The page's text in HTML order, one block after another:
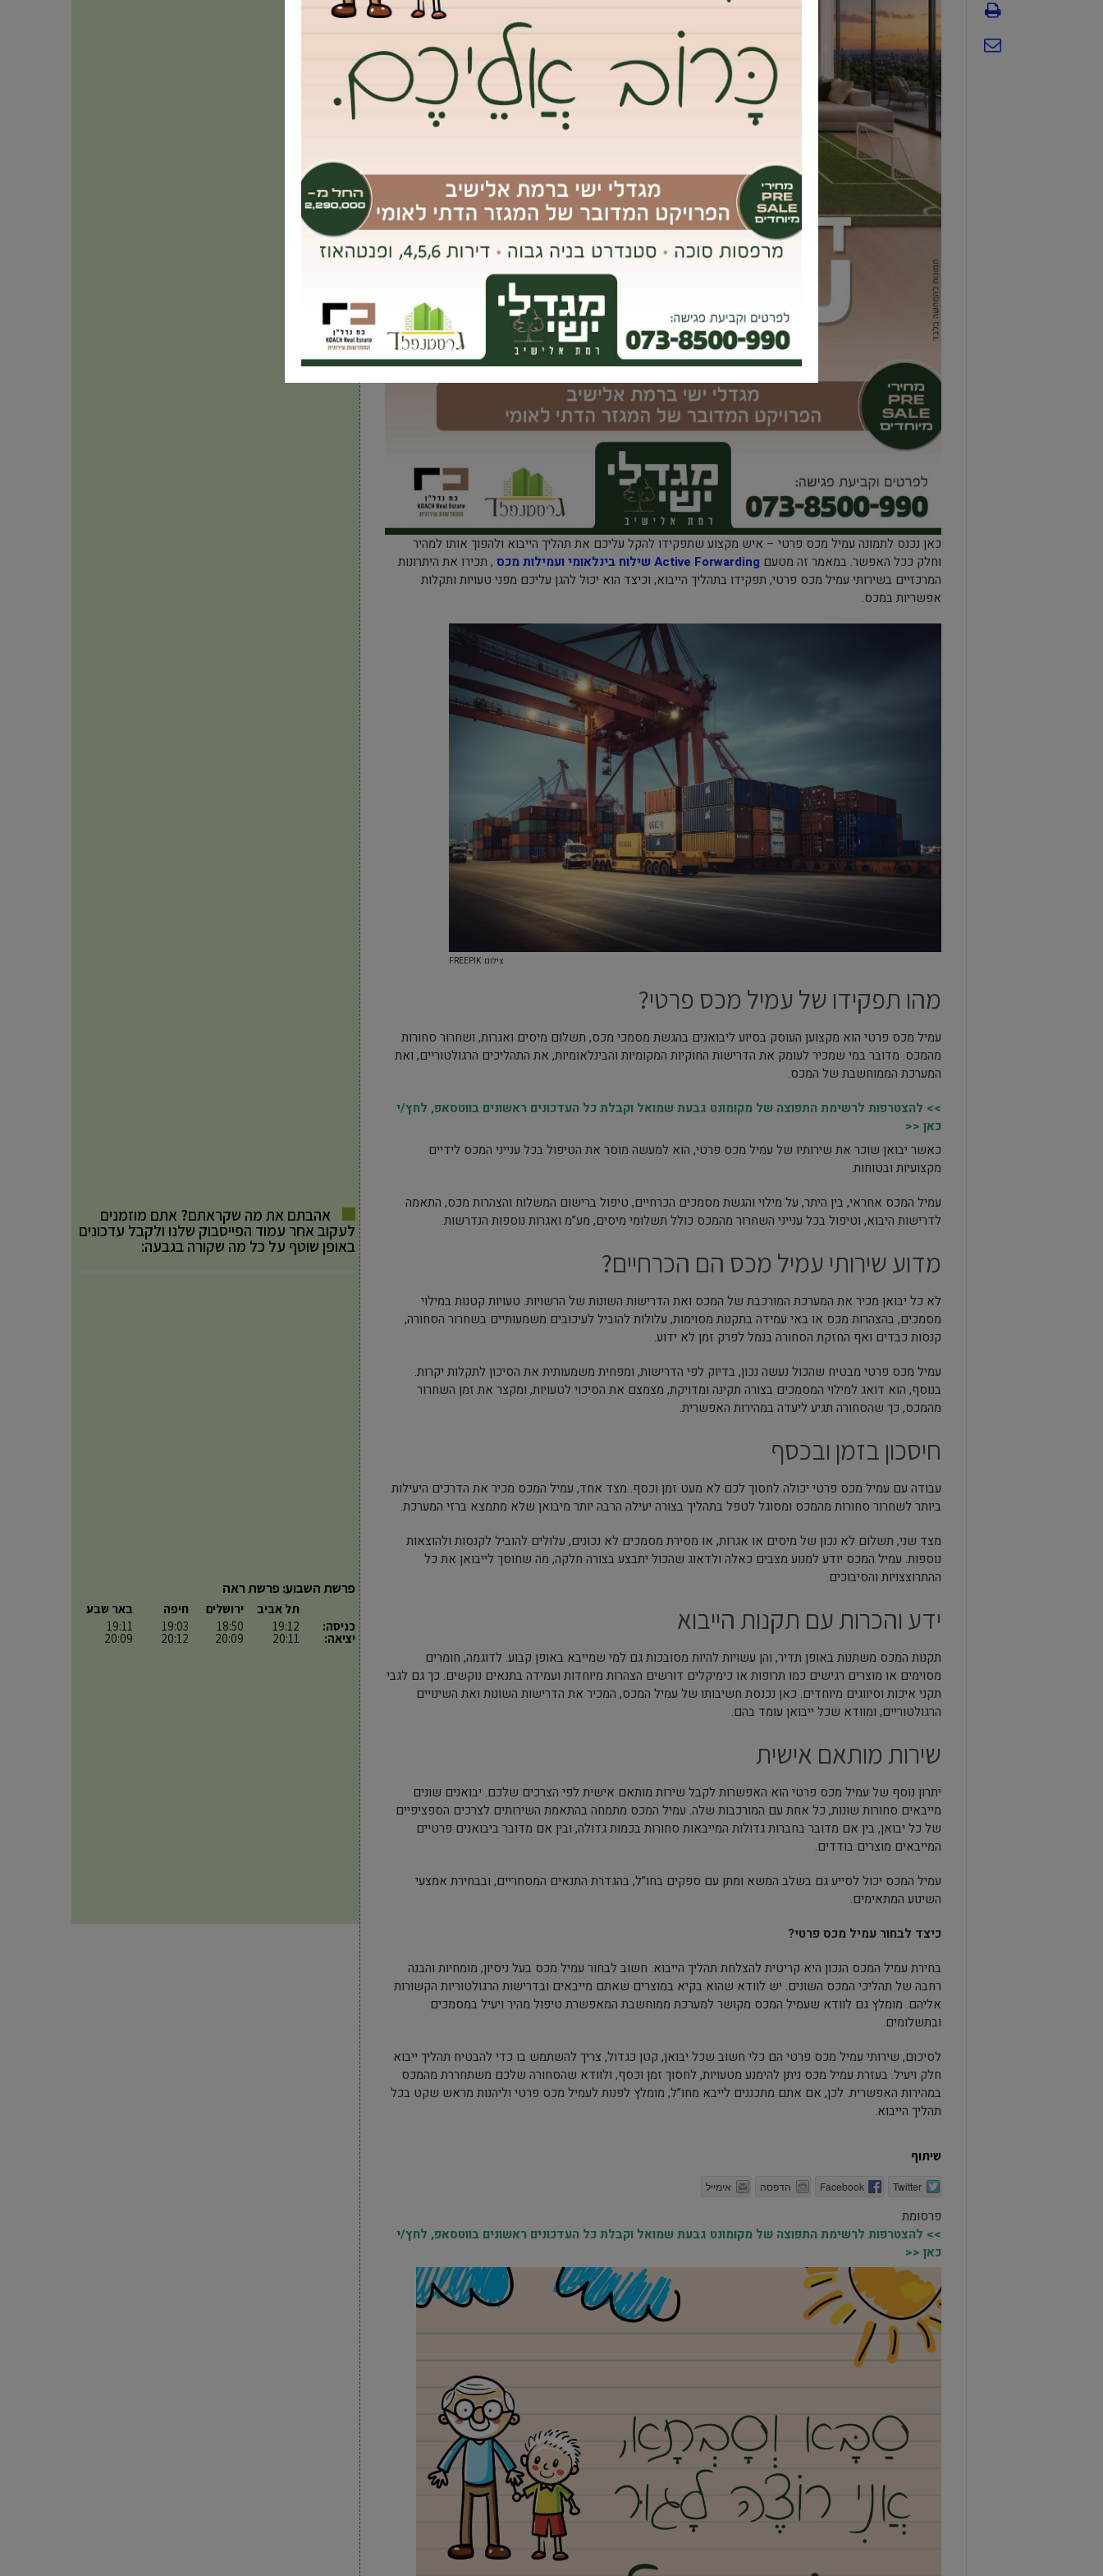
כאן נכנס לתמונה עמיל מכס פרטי – איש מקצוע שתפקידו להקל עליכם את תהליך הייבוא ולהפוך אותו למהיר
וחלק ככל האפשר. במאמר זה מטעם Active Forwarding שילוח בינלאומי ועמילות מכס
, תכירו את היתרונות
המרכזיים בשירותי עמיל מכס פרטי, תפקידו בתהליך הייבוא, וכיצד הוא יכול להגן עליכם מפני טעויות ותקלות
אפשריות במכס.
צילום: FREEPIK
מהו תפקידו של עמיל מכס פרטי?
עמיל מכס פרטי הוא מקצוען העוסק בסיוע ליבואנים בהגשת מסמכי מכס, תשלום מיסים ואגרות, ושחרור סחורות
מהמכס. מדובר במי שמכיר לעומק את הדרישות החוקיות המקומיות והבינלאומיות, את התהליכים הרגולטוריים, ואת
המערכת הממוחשבת של המכס.
>> להצטרפות לרשימת התפוצה של מקומונט גבעת שמואל וקבלת כל העדכונים ראשונים בווטסאפ, לחץ/י
כאן <<
כאשר יבואן שוכר את שירותיו של עמיל מכס פרטי, הוא למעשה מוסר את הטיפול בכל ענייני המכס לידיים
מקצועיות ובטוחות.
עמיל המכס אחראי, בין היתר, על מילוי והגשת מסמכים הכרחיים, טיפול ברישום המשלוח והצהרות מכס, התאמה
לדרישות היבוא, וטיפול בכל ענייני השחרור מהמכס כולל תשלומי מיסים, מע”מ ואגרות נוספות הנדרשות.
מדוע שירותי עמיל מכס הם הכרחיים?
לא כל יבואן מכיר את המערכת המורכבת של המכס ואת הדרישות השונות של הרשויות. טעויות קטנות במילוי
מסמכים, בהצהרות מכס או באי עמידה בתקנות מסוימות, עלולות להוביל לעיכובים משמעותיים בשחרור הסחורה,
קנסות כבדים ואף החזקת הסחורה בנמל לפרק זמן לא ידוע.
עמיל מכס פרטי מבטיח שהכול נעשה נכון, בדיוק לפי הדרישות, ומפחית משמעותית את הסיכון לתקלות יקרות.
בנוסף, הוא דואג למילוי המסמכים בצורה תקינה ומדויקת, מצמצם את הסיכוי לטעויות, ומקצר את זמן השחרור
מהמכס, כך שהסחורה תגיע ליעדה במהירות האפשרית.
חיסכון בזמן ובכסף
עבודה עם עמיל מכס פרטי יכולה לחסוך לכם לא מעט זמן וכסף. מצד אחד, עמיל המכס מכיר את הדרכים היעילות
ביותר לשחרור סחורות מהמכס ומסוגל לטפל בתהליך בצורה יעילה הרבה יותר מיבואן שלא מתמצא ברזי המערכת.
מצד שני, תשלום לא נכון של מיסים או אגרות, או מסירת מסמכים לא נכונים, עלולים להוביל לקנסות ולהוצאות
נוספות. עמיל המכס יודע למנוע מצבים כאלה ולדאוג שהכול יתבצע בצורה חלקה, מה שחוסך לייבואן את כל
ההתרוצצויות והסיבוכים.
ידע והכרות עם תקנות הייבוא
תקנות המכס משתנות באופן תדיר, והן עשויות להיות מסובכות גם למי שמייבא באופן קבוע. לדוגמה, חומרים
מסוימים או מוצרים רגישים כמו תרופות או כימיקלים דורשים הצהרות מיוחדות ועמידה בתנאים נוקשים. כך גם לגבי
תקני איכות וסיווגים מיוחדים. כאן נכנסת חשיבותו של עמיל המכס, המכיר את הדרישות השונות ואת השינויים
הרגולטוריים, ומוודא שכל ייבואן עומד בהם.
שירות מותאם אישית
יתרון נוסף של עמיל מכס פרטי הוא האפשרות לקבל שירות מותאם אישית לפי הצרכים שלכם. יבואנים שונים
מייבאים סחורות שונות, כל אחת עם המורכבות שלה. עמיל המכס מתמחה בהתאמת השירותים לצרכים הספציפיים
של כל יבואן, בין אם מדובר בחברות גדולות המייבאות סחורות בכמות גדולה, ובין אם מדובר ביבואנים פרטיים
המייבאים מוצרים בודדים.
עמיל המכס יכול לסייע גם בשלב המשא ומתן עם ספקים בחו”ל, בהגדרת התנאים המסחריים, ובבחירת אמצעי
השינוע המתאימים.
כיצד לבחור עמיל מכס פרטי?
בחירת עמיל המכס הנכון היא קריטית להצלחת תהליך הייבוא. חשוב לבחור עמיל מכס בעל ניסיון, מומחיות והבנה
רחבה של תהליכי המכס השונים. יש לוודא שהוא בקיא במוצרים שאתם מייבאים ובדרישות הרגולטוריות הקשורות
אליהם. מומלץ גם לוודא שעמיל המכס מקושר למערכת ממוחשבת המאפשרת טיפול מהיר ויעיל במסמכים
ובתשלומים.
לסיכום, שירותי עמיל מכס פרטי הם כלי חשוב שכל יבואן, קטן כגדול, צריך להשתמש בו כדי להבטיח תהליך ייבוא
חלק ויעיל. בעזרת עמיל מכס ניתן להימנע מטעויות, לחסוך זמן וכסף, ולוודא שהסחורה שלכם משתחררת מהמכס
במהירות האפשרית. לכן, אם אתם מתכננים לייבא מחו”ל, מומלץ לפנות לעמיל מכס פרטי וליהנות מראש שקט בכל
תהליך הייבוא.
שיתוף
Twitter
Facebook הדפסה אימייל
פרסומת
>> להצטרפות לרשימת התפוצה של מקומונט גבעת שמואל וקבלת כל העדכונים ראשונים בווטסאפ, לחץ/י
כאן <<
אהבתם את מה שקראתם? אתם מוזמנים
לעקוב אחר עמוד הפייסבוק שלנו ולקבל עדכונים
באופן שוטף על כל מה שקורה בגבעה:
פרשת השבוע: פרשת ראה
כניסה:
יציאה:
תל אביב
19:12
20:11
ירושלים
18:50
20:09
חיפה
19:03
20:12
באר שבע
19:11
20:09